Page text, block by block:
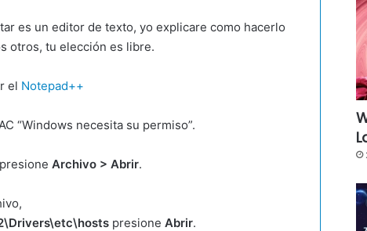
es un editor de texto, yo explicare como hacerlo
otros, tu elección es libre.
el Notepad++
“Windows necesita su permiso”.
Archivo > Abrir.
presione Abrir.